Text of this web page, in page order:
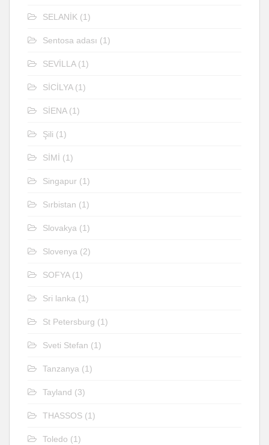
SELANİK (1)
Sentosa adası (1)
SEVİLLA(1)
SİCİLYA(1)
SİENA(1)
Şili (1)
SİMİ (1)
Singapur (1)
Sırbistan (1)
Slovakya (1)
Slovenya (2)
SOFYA(1)
Sri lanka (1)
St Petersburg (1)
Sveti Stefan (1)
Tanzanya (1)
Tayland (3)
THASSOS (1)
Toledo (1)